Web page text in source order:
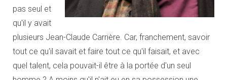
pas seul et
qu'il y avait
plusieurs Jean-Claude Carrière. Car, franchement, savoir
tout ce qu'il savait et faire tout ce qu'il faisait, et avec
quel talent, cela pouvait-il être à la portée d'un seul